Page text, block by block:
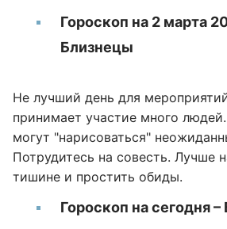
Гороскоп на 2 марта
Близнецы
Не лучший день для
принимает участие много
могут "нарисоваться"
Потрудитесь на совесть. Лучше
тишине и простить обиды.
Гороскоп на сегодня